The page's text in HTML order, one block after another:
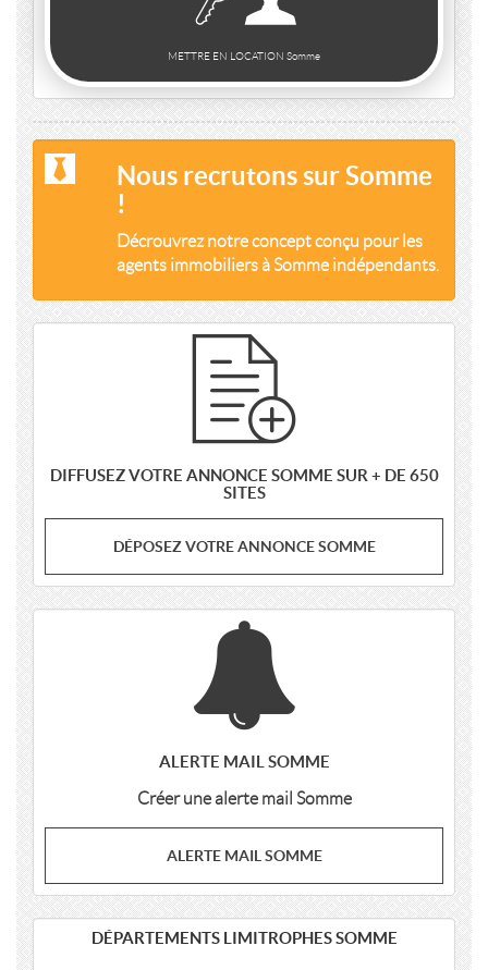
METTRE EN LOCATION Somme
Nous recrutons sur Somme
!
Décrouvrez notre concept conçu pour les
agents immobiliers à Somme indépendants.
DIFFUSEZ VOTRE ANNONCE SOMME SUR + DE 650
SITES
DÉPOSEZ VOTRE ANNONCE SOMME
ALERTE MAIL SOMME
Créer une alerte mail Somme
ALERTE MAIL SOMME
DÉPARTEMENTS LIMITROPHES SOMME